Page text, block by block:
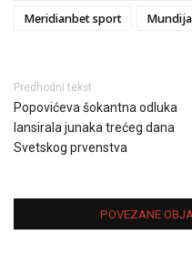
Meridianbet sport
Predhodni tekst
Popovićeva šokantna odluka
lansirala junaka trećeg dana
Svetskog prvenstva
POVEZANE